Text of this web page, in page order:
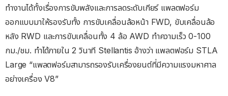
ทำงานได้ทั้งเรื่องการขับพลังและการลดระดับเกียร์ แพลตฟอร์ม
ออกแบบมาให้รองรับทั้ง การขับเคลื่อนล้อหน้า FWD, ขับเคลื่อนล้อ
หลัง RWD และการขับเคลื่อนทั้ง 4 ล้อ AWD ทำความเร็ว 0-100
กม./ชม. ทำได้ภายใน 2 วินาที Stellantis อ้างว่า แพลตฟอร์ม STLA
Large “แพลตฟอร์มสามารถรองรับเครื่องยนต์ที่มีความแรงมหาศาล
อย่างเครื่อง V8”